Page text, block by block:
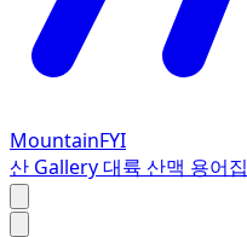
MountainFYI
산 Gallery대륙 산맥 용어집